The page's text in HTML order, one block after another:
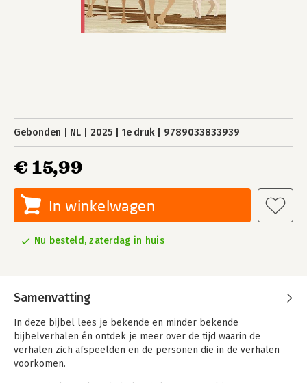
Gebonden NL 2025 1e druk 9789033833939
€ 15,99
In winkelwagen
Nu besteld, zaterdag in huis
Samenvatting
In deze bijbel lees je bekende en minder bekende
bijbelverhalen én ontdek je meer over de tijd waarin de
verhalen zich afspeelden en de personen die in de verhalen
voorkomen.